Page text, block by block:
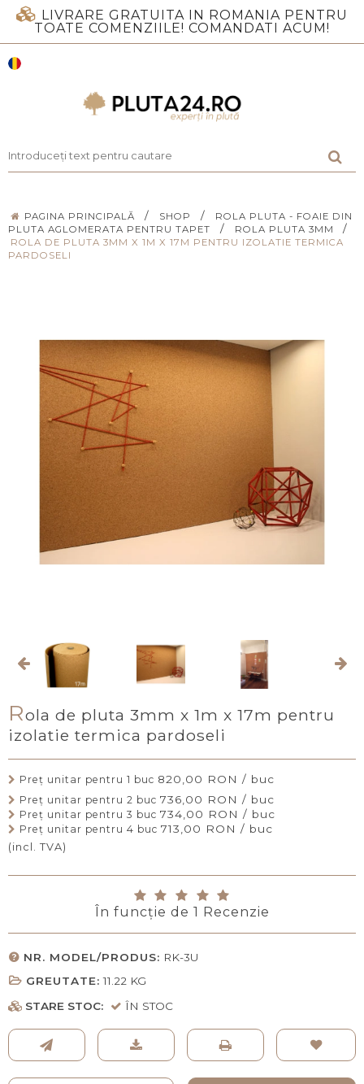
LIVRARE GRATUITA IN ROMANIA PENTRU
TOATE COMENZIILE! COMANDATI ACUM!
PAGINA PRINCIPALĂ / SHOP /
ROLA PLUTA - FOAIE DIN
PLUTA AGLOMERATA PENTRU TAPET
/ ROLA PLUTA 3MM /
ROLA DE PLUTA 3MM X 1M X 17M PENTRU IZOLATIE TERMICA
PARDOSELI
Rola de pluta 3mm x 1m x 17m pentru
izolatie termica pardoseli
Preţ unitar pentru 1 buc 820,00 RON / buc
Preţ unitar pentru 2 buc 736,00 RON / buc
Preţ unitar pentru 3 buc 734,00 RON / buc
Preţ unitar pentru 4 buc 713,00 RON / buc
(incl. TVA)
În funcţie de 1 Recenzie
NR. MODEL/PRODUS: RK-3U
GREUTATE: 11.22 KG
STARE STOC:
ÎN STOC